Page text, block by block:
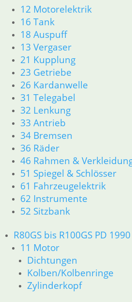
12 Motorelektrik
16 Tank
18 Auspuff
13 Vergaser
21 Kupplung
23 Getriebe
26 Kardanwelle
31 Telegabel
32 Lenkung
33 Antrieb
34 Bremsen
36 Räder
46 Rahmen &
51 Spiegel & Schlösser
61 Fahrzeugelektrik
62 Instrumente
52 Sitzbank
R80GS bis R100GS PD 1990
11 Motor
Dichtungen
Kolben/Kolbenringe
Zylinderkopf
33 Antrieb
32 Lenkung
34 Bremsen
36 Räder
46 Rahmen & Verkleidung
51 Spiegel & Schlösser
52 Sitzbank
61 Fahrzeugelektrik
62 Instrumente
63 Scheinwerfer
R65 R80 Monolever R100 RS/RT
11 Motor
Dichtungen
Kolben/Kolbenringe
Zylinderkopf
12 Motorelektrik
13 Vergaser
16 Tank
18 Auspuff
23 Getriebe
26 Kardanwelle
31 Telegabel
32 Lenkung
33 Antrieb
34 Bremsen